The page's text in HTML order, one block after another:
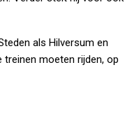
als Hilversum en
treinen moeten rijden, op